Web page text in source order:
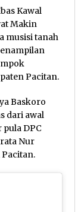
Kawal
Makin
musisi tanah
Pacitan.
Baskoro
dari awal
DPC
Nur